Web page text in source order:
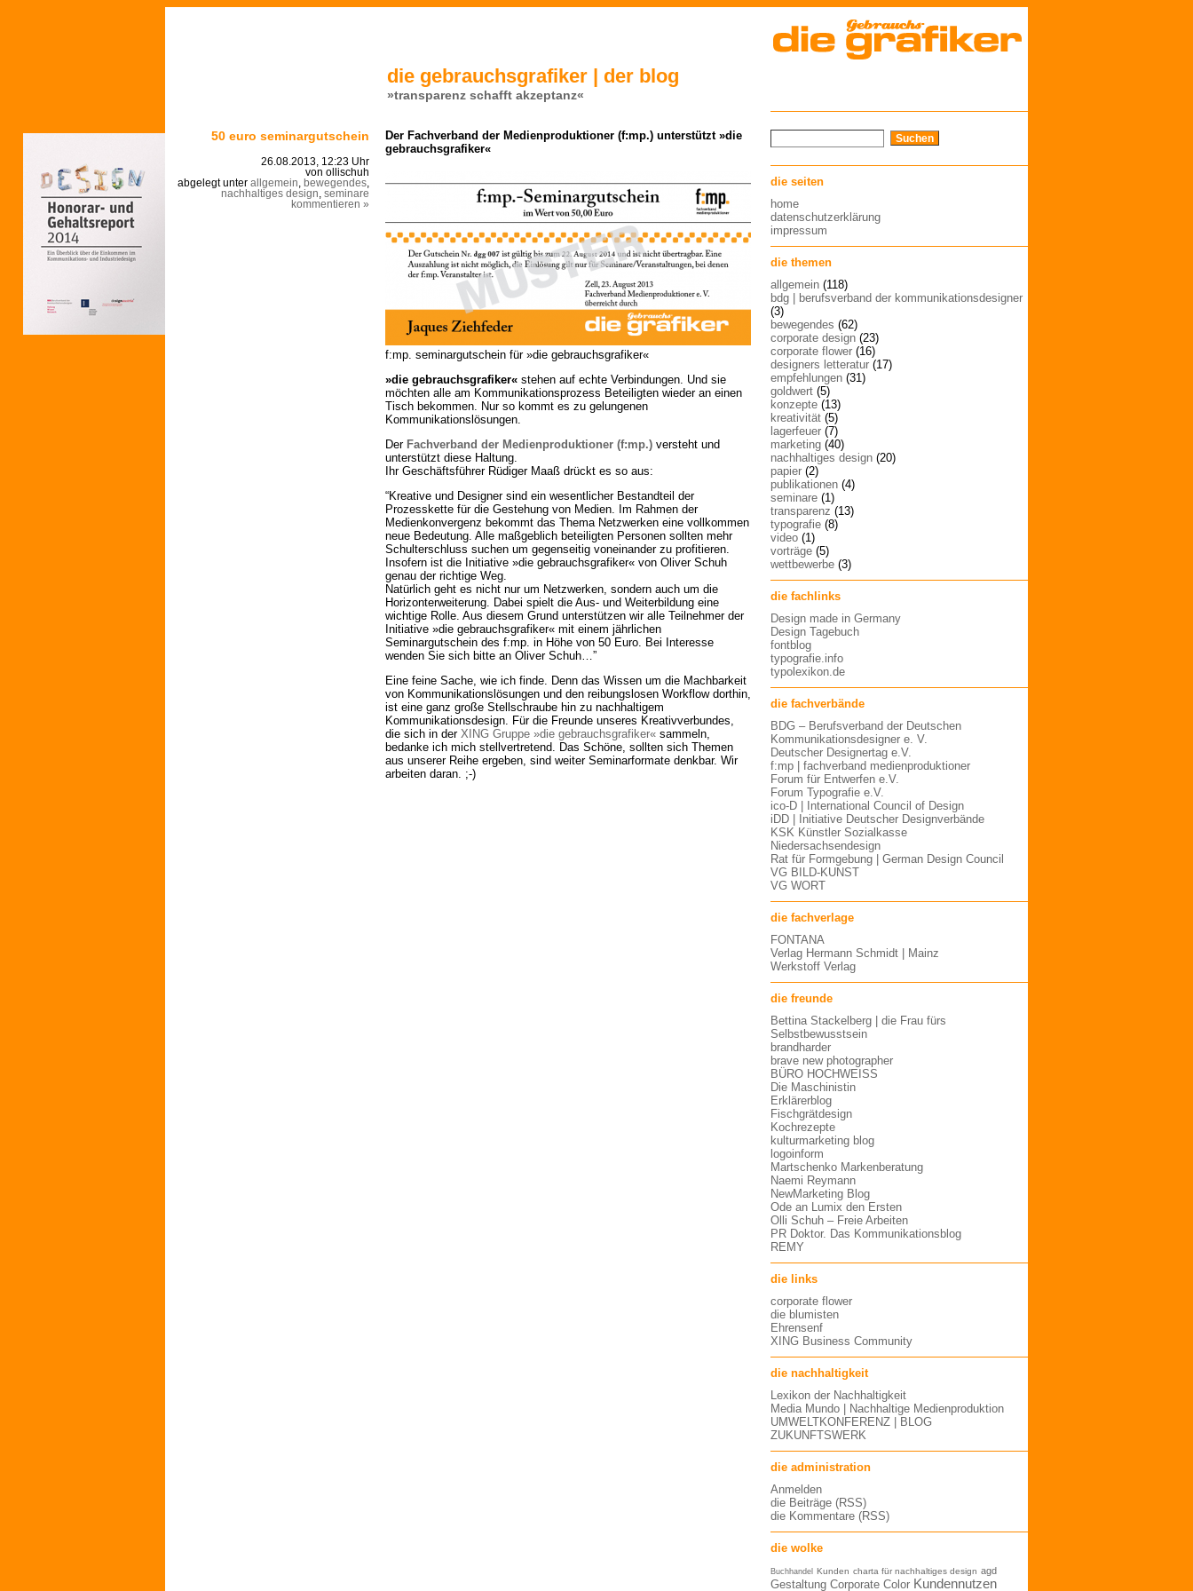
die gebrauchsgrafiker | der blog
»transparenz schafft akzeptanz«
50 euro seminargutschein
26.08.2013, 12:23 Uhr
von ollischuh
abgelegt unter allgemein bewegendes
nachhaltiges design seminare
kommentieren »
Der Fachverband der Medienproduktioner (f:mp.) unterstützt »die
gebrauchsgrafiker«
f:mp. seminargutschein für »die gebrauchsgrafiker«
»die gebrauchsgrafiker« stehen auf echte Verbindungen. Und sie
möchten alle am Kommunikationsprozess Beteiligten wieder an einen
Tisch bekommen. Nur so kommt es zu gelungenen
Kommunikationslösungen.
Der Fachverband der Medienproduktioner (f:mp.) versteht und
unterstützt diese Haltung.
Ihr Geschäftsführer Rüdiger Maaß drückt es so aus:
“Kreative und Designer sind ein wesentlicher Bestandteil der
Prozesskette für die Gestehung von Medien. Im Rahmen der
Medienkonvergenz bekommt das Thema Netzwerken eine vollkommen
neue Bedeutung. Alle maßgeblich beteiligten Personen sollten mehr
Schulterschluss suchen um gegenseitig voneinander zu profitieren.
Insofern ist die Initiative »die gebrauchsgrafiker« von Oliver Schuh
genau der richtige Weg.
Natürlich geht es nicht nur um Netzwerken, sondern auch um die
Horizonterweiterung. Dabei spielt die Aus- und Weiterbildung eine
wichtige Rolle. Aus diesem Grund unterstützen wir alle Teilnehmer der
Initiative »die gebrauchsgrafiker« mit einem jährlichen
Seminargutschein des f:mp. in Höhe von 50 Euro. Bei Interesse
wenden Sie sich bitte an Oliver Schuh…”
Eine feine Sache, wie ich finde. Denn das Wissen um die Machbarkeit
von Kommunikationslösungen und den reibungslosen Workflow dorthin,
ist eine ganz große Stellschraube hin zu nachhaltigem
Kommunikationsdesign. Für die Freunde unseres Kreativverbundes,
die sich in der XING Gruppe »die gebrauchsgrafiker« sammeln,
bedanke ich mich stellvertretend. Das Schöne, sollten sich Themen
aus unserer Reihe ergeben, sind weiter Seminarformate denkbar. Wir
arbeiten daran. ;-)
die seiten
home
datenschutzerklärung
impressum
die themen
allgemein (118)
bdg | berufsverband der kommunikationsdesigner
(3)
bewegendes (62)
corporate design (23)
corporate flower (16)
designers letteratur (17)
empfehlungen (31)
goldwert (5)
konzepte (13)
kreativität (5)
lagerfeuer (7)
marketing (40)
nachhaltiges design (20)
papier (2)
publikationen (4)
seminare (1)
transparenz (13)
typografie (8)
video (1)
vorträge (5)
wettbewerbe (3)
die fachlinks
Design made in Germany
Design Tagebuch
fontblog
typografie.info
typolexikon.de
die fachverbände
BDG – Berufsverband der Deutschen
Kommunikationsdesigner e. V.
Deutscher Designertag e.V.
f:mp | fachverband medienproduktioner
Forum für Entwerfen e.V.
Forum Typografie e.V.
ico-D | International Council of Design
iDD | Initiative Deutscher Designverbände
KSK Künstler Sozialkasse
Niedersachsendesign
Rat für Formgebung | German Design Council
VG BILD-KUNST
VG WORT
die fachverlage
FONTANA
Verlag Hermann Schmidt | Mainz
Werkstoff Verlag
die freunde
Bettina Stackelberg | die Frau fürs
Selbstbewusstsein
brandharder
brave new photographer
BÜRO HOCHWEISS
Die Maschinistin
Erklärerblog
Fischgrätdesign
Kochrezepte
kulturmarketing blog
logoinform
Martschenko Markenberatung
Naemi Reymann
NewMarketing Blog
Ode an Lumix den Ersten
Olli Schuh – Freie Arbeiten
PR Doktor. Das Kommunikationsblog
REMY
die links
corporate flower
die blumisten
Ehrensenf
XING Business Community
die nachhaltigkeit
Lexikon der Nachhaltigkeit
Media Mundo | Nachhaltige Medienproduktion
UMWELTKONFERENZ | BLOG
ZUKUNFTSWERK
die administration
Anmelden
die Beiträge (RSS)
die Kommentare (RSS)
die wolke
Buchhandel Kunden charta für nachhaltiges design agd
Gestaltung Corporate Color Kundennutzen